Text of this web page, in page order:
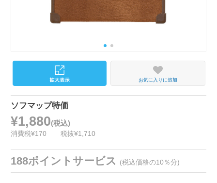
お気に入りに追加
ソフマップ特価
¥1,880(税込)
消費税¥170 税抜¥1,710
188ポイントサービス (税込価格の10％分)